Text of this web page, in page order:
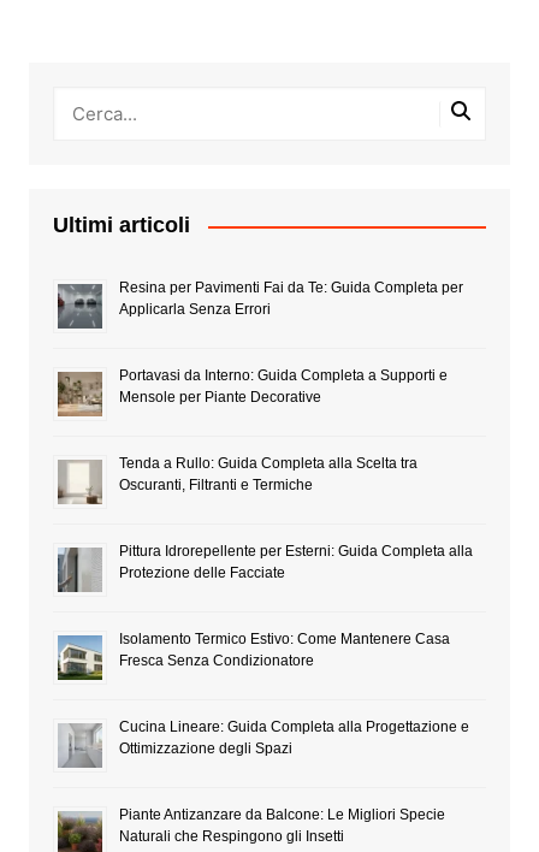
Ultimi articoli
Resina per Pavimenti Fai da Te: Guida Completa per
Applicarla Senza Errori
Portavasi da Interno: Guida Completa a Supporti e
Mensole per Piante Decorative
Tenda a Rullo: Guida Completa alla Scelta tra
Oscuranti, Filtranti e Termiche
Pittura Idrorepellente per Esterni: Guida Completa alla
Protezione delle Facciate
Isolamento Termico Estivo: Come Mantenere Casa
Fresca Senza Condizionatore
Cucina Lineare: Guida Completa alla Progettazione e
Ottimizzazione degli Spazi
Piante Antizanzare da Balcone: Le Migliori Specie
Naturali che Respingono gli Insetti